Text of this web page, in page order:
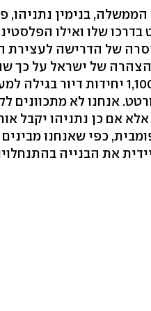
הממשלה, בנימין נתניהו,
שלו ואילו
של הדרישה לעצירת
של ישראל על כך
מתכוונת לבנות 1,100 יחידות דיור
אנחנו לא מתכוונים
אם כן נתניהו יקבל
כפי שאנחנו
את הבנייה